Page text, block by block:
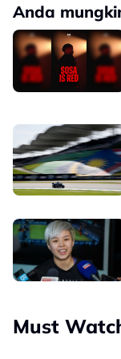
Anda
Must